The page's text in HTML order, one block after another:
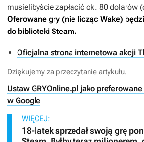
musielibyście zapłacić ok. 80 dolarów
Oferowane gry (nie licząc Wake)
do biblioteki Steam.
Oficjalna strona internetowa akcji
Dziękujemy za przeczytanie artykułu.
Ustaw GRYOnline.pl jako
w Google
WIĘCEJ:
18-latek sprzedał swoją grę